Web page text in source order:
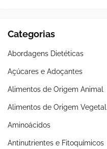
Categorias
Abordagens Dietéticas
Açúcares e Adoçantes
Alimentos de Origem Animal
Alimentos de Origem Vegetal
Aminoácidos
Antinutrientes e Fitoquímicos